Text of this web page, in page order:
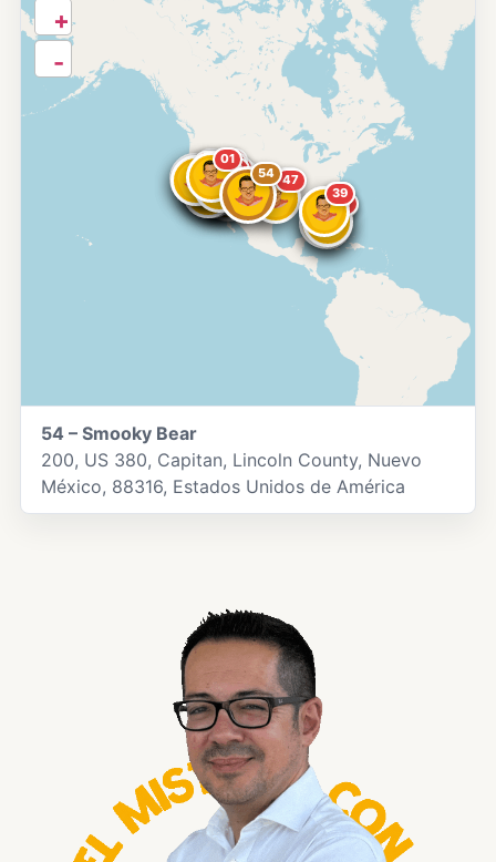
54 53
52
51
50
49
47
46
45
44
43
40
39
36
3226
23
20
19
1716
14
13 11
10
0807
04 03
01
+
-
54 – Smooky Bear
200, US 380, Capitan, Lincoln County, Nuevo
México, 88316, Estados Unidos de América